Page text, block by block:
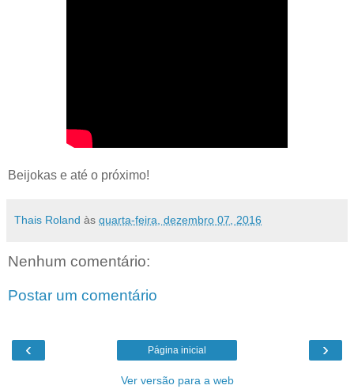
Beijokas e até o próximo!
Thais Roland às quarta-feira, dezembro 07, 2016
Nenhum comentário:
Postar um comentário
‹ ›
Página inicial
Ver versão para a web